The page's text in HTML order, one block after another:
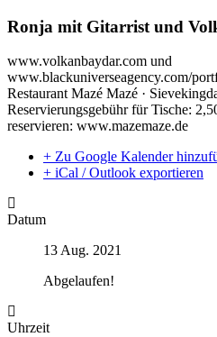
Zum
Inhalt
springen
Ronja mit Gitarrist und
www.volkanbaydar.com und
www.blackuniverseagency.com/
Restaurant Mazé Mazé ·
Reservierungsgebühr für Tische:
reservieren: www.mazemaze.de
+ Zu Google Kalender
+ iCal / Outlook exportieren
Datum
13 Aug. 2021
Abgelaufen!
Uhrzeit